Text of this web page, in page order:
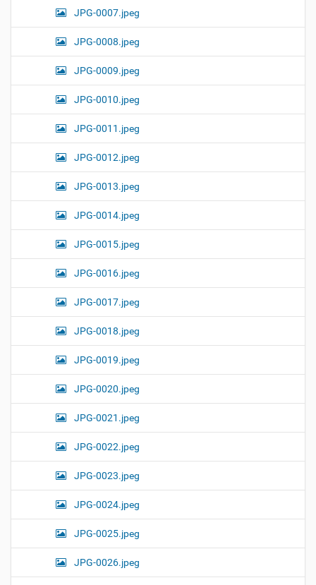
JPG-0007.jpeg
JPG-0008.jpeg
JPG-0009.jpeg
JPG-0010.jpeg
JPG-0011.jpeg
JPG-0012.jpeg
JPG-0013.jpeg
JPG-0014.jpeg
JPG-0015.jpeg
JPG-0016.jpeg
JPG-0017.jpeg
JPG-0018.jpeg
JPG-0019.jpeg
JPG-0020.jpeg
JPG-0021.jpeg
JPG-0022.jpeg
JPG-0023.jpeg
JPG-0024.jpeg
JPG-0025.jpeg
JPG-0026.jpeg